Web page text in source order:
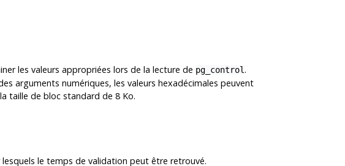
les valeurs appropriées lors de la lecture de pg_control.
arguments numériques, les valeurs hexadécimales peuvent
taille de bloc standard de 8 Ko.
le temps de validation peut être retrouvé.